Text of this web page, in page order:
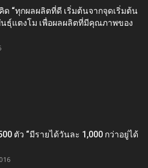
ด “ทุกผลผลิตที่ดี เริ่มต้นจากจุดเริ่มต้น
นธุ์แตงโม เพื่อผลผลิตที่มีคุณภาพของ
ตัว “มีรายได้วันละ 1,000 กว่าอยู่ได้